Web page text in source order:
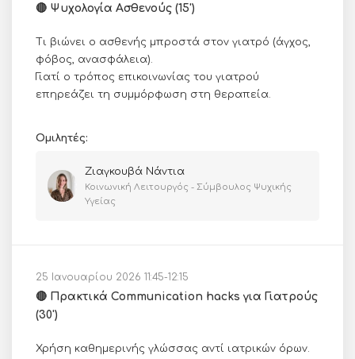
🔴 Ψυχολογία Ασθενούς (15')
Τι βιώνει ο ασθενής μπροστά στον γιατρό (άγχος,
φόβος, ανασφάλεια).
Γιατί ο τρόπος επικοινωνίας του γιατρού
επηρεάζει τη συμμόρφωση στη θεραπεία.
Ομιλητές:
Ζιαγκουβά Νάντια
Κοινωνική Λειτουργός - Σύμβουλος Ψυχικής
Υγείας
25 Ιανουαρίου 2026 11:45-12:15
🔴 Πρακτικά Communication hacks για Γιατρούς
(30')
Χρήση καθημερινής γλώσσας αντί ιατρικών όρων.